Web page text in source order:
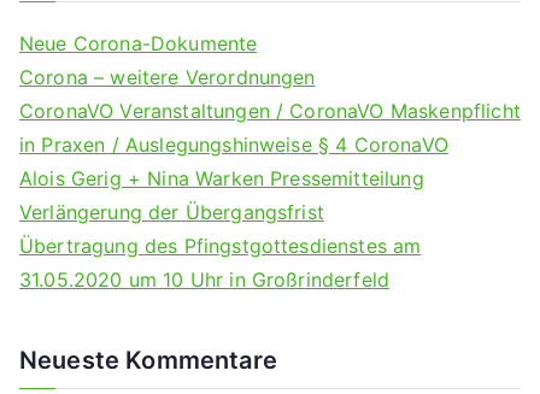
Neue Corona-Dokumente
Corona – weitere Verordnungen
CoronaVO Veranstaltungen / CoronaVO Maskenpflicht
in Praxen / Auslegungshinweise § 4 CoronaVO
Alois Gerig + Nina Warken Pressemitteilung
Verlängerung der Übergangsfrist
Übertragung des Pfingstgottesdienstes am
31.05.2020 um 10 Uhr in Großrinderfeld
Neueste Kommentare